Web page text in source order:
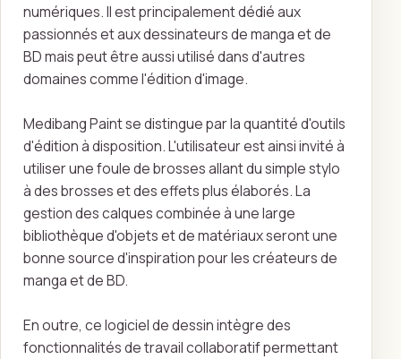
numériques. Il est principalement dédié aux
passionnés et aux dessinateurs de manga et de
BD mais peut être aussi utilisé dans d'autres
domaines comme l'édition d'image.
Medibang Paint se distingue par la quantité d'outils
d'édition à disposition. L'utilisateur est ainsi invité à
utiliser une foule de brosses allant du simple stylo
à des brosses et des effets plus élaborés. La
gestion des calques combinée à une large
bibliothèque d'objets et de matériaux seront une
bonne source d'inspiration pour les créateurs de
manga et de BD.
En outre, ce logiciel de dessin intègre des
fonctionnalités de travail collaboratif permettant